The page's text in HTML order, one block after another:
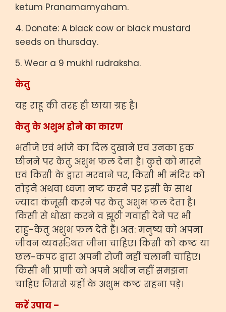
ketum Pranamamyaham.
4. Donate: A black cow or black mustard
seeds on thursday.
5. Wear a 9 mukhi rudraksha.
केतु
यह राहू की तरह ही छाया ग्रह है।
केतु के अशुभ होने का कारण
भतीजे एवं भांजे का दिल दुखाने एवं उनका हक
छीनने पर केतु अशुभ फल देना है। कुत्ते को मारने
एवं किसी के द्वारा मरवाने पर, किसी भी मंदिर को
तोड़ने अथवा ध्वजा नष्ट करने पर इसी के साथ
ज्यादा कंजूसी करने पर केतु अशुभ फल देता है।
किसी से धोखा करने व झूठी गवाही देने पर भी
राहु-केतु अशुभ फल देते हैं। अत: मनुष्य को अपना
जीवन व्यवस्‍िथत जीना चाहिए। किसी को कष्ट या
छल-कपट द्वारा अपनी रोजी नहीं चलानी चाहिए।
किसी भी प्राणी को अपने अधीन नहीं समझना
चाहिए जिससे ग्रहों के अशुभ कष्ट सहना पड़े।
करें उपाय –